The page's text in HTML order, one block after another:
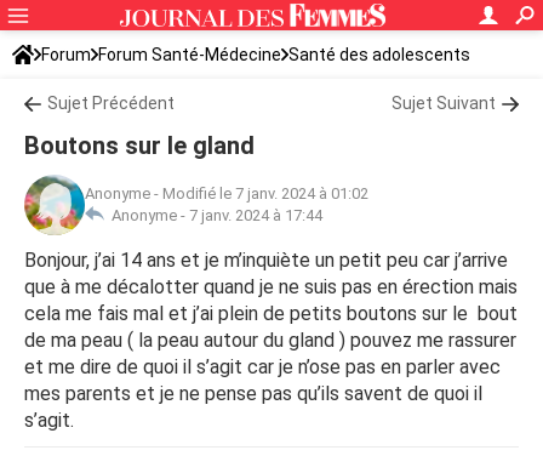
Forum Forum Santé-Médecine Santé des adolescents
Sujet Précédent Sujet Suivant
Boutons sur le gland
Anonyme - Modifié le 7 janv. 2024 à 01:02
Anonyme - 7 janv. 2024 à 17:44
Bonjour, j’ai 14 ans et je m’inquiète un petit peu car j’arrive
que à me décalotter quand je ne suis pas en érection mais
cela me fais mal et j’ai plein de petits boutons sur le bout
de ma peau ( la peau autour du gland ) pouvez me rassurer
et me dire de quoi il s’agit car je n’ose pas en parler avec
mes parents et je ne pense pas qu’ils savent de quoi il
s’agit.